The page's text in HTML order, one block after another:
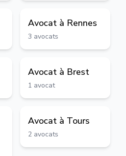
Avocat à Rennes
3 avocats
Avocat à Brest
1 avocat
Avocat à Tours
2 avocats